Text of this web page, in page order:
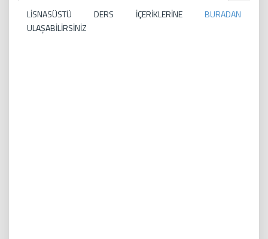
LİSNASÜSTÜ DERS İÇERİKLERİNE BURADAN
ULAŞABİLİRSİNİZ